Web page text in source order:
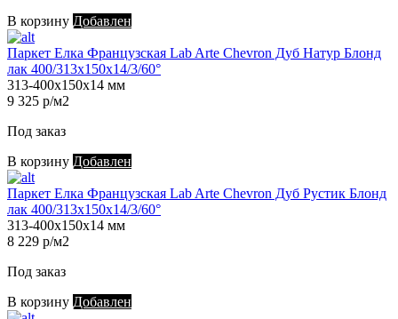
В корзину Добавлен
Паркет Елка Французская Lab Arte Chevron Дуб Натур Блонд
лак 400/313х150х14/3/60°
313-400х150х14 мм
9 325 р/м2
Под заказ
В корзину Добавлен
Паркет Елка Французская Lab Arte Chevron Дуб Рустик Блонд
лак 400/313х150х14/3/60°
313-400х150х14 мм
8 229 р/м2
Под заказ
В корзину Добавлен